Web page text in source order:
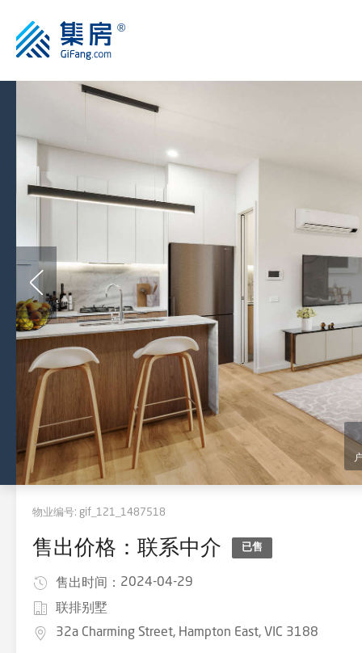
物业编号: gif_121_1487518
售出价格：联系中介 已售
售出时间： 2024-04-29
联排别墅
32a Charming Street, Hampton East, VIC 3188